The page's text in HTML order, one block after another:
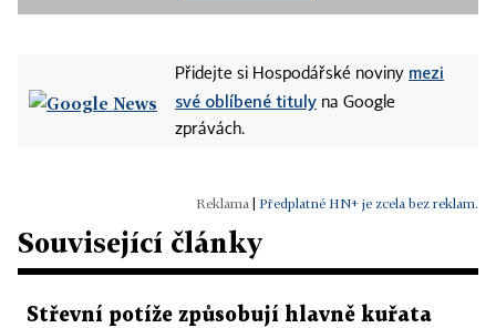
Přidejte si Hospodářské noviny mezi
své oblíbené tituly na Google
zprávách.
Předplatné HN+ je zcela bez reklam.
Související články
Střevní potíže způsobují hlavně kuřata